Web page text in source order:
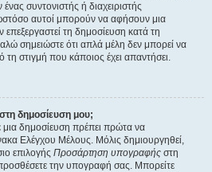
συντονιστής ή διαχειριστής
αυτοί μπορούν να αφήσουν μια
τη δημοσίευση κατά τη
σημειώστε ότι απλά μέλη δεν μπορεί να
στιγμή που κάποιος έχει απαντήσει.
δημοσίευση μου;
δημοσίευση πρέπει πρώτα να
Ελέγχου Μέλους. Μόλις δημιουργηθεί,
επιλογής Προσάρτηση υπογραφής στη
την υπογραφή σας. Μπορείτε